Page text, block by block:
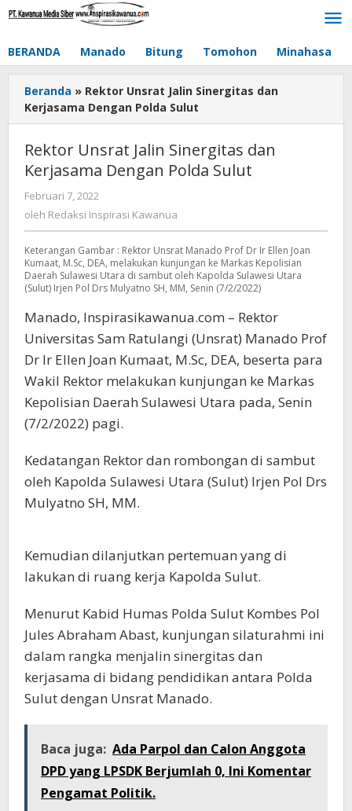
Lewati
BERANDA Manado Bitung Tomohon Minahasa
Beranda » Rektor Unsrat Jalin Sinergitas dan
Kerjasama Dengan Polda Sulut
Rektor Unsrat Jalin Sinergitas dan
Kerjasama Dengan Polda Sulut
Februari 7, 2022
Redaksi
oleh Redaksi Inspirasi Kawanua
Keterangan Gambar : Rektor Unsrat Manado Prof Dr Ir Ellen Joan
Kumaat, M.Sc, DEA, melakukan kunjungan ke Markas Kepolisian
Daerah Sulawesi Utara di sambut oleh Kapolda Sulawesi Utara
(Sulut) Irjen Pol Drs Mulyatno SH, MM, Senin (7/2/2022)
Manado, Inspirasikawanua.com – Rektor
Universitas Sam Ratulangi (Unsrat) Manado Prof
Dr Ir Ellen Joan Kumaat, M.Sc, DEA, beserta para
Wakil Rektor melakukan kunjungan ke Markas
Kepolisian Daerah Sulawesi Utara pada, Senin
(7/2/2022) pagi.
Kedatangan Rektor dan rombongan di sambut
oleh Kapolda Sulawesi Utara (Sulut) Irjen Pol Drs
Mulyatno SH, MM.
Kemudian dilanjutkan pertemuan yang di
lakukan di ruang kerja Kapolda Sulut.
Menurut Kabid Humas Polda Sulut Kombes Pol
Jules Abraham Abast, kunjungan silaturahmi ini
dalam rangka menjalin sinergitas dan
kerjasama di bidang pendidikan antara Polda
Sulut dengan Unsrat Manado.
Baca juga: Ada Parpol dan Calon Anggota
DPD yang LPSDK Berjumlah 0, Ini Komentar
Pengamat Politik.